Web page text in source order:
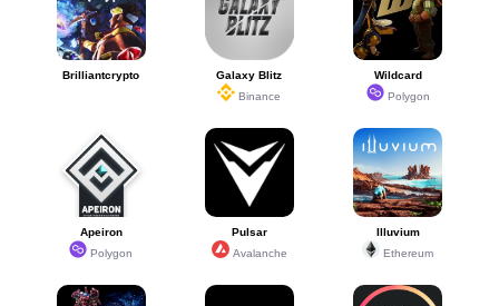
Brilliantcrypto
Galaxy Blitz
Binance
Wildcard
Polygon
Apeiron
Polygon
Pulsar
Avalanche
Illuvium
Ethereum